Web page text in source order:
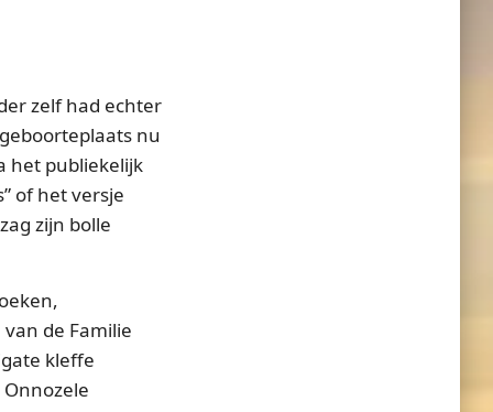
zelf had echter
nu
het publiekelijk
of het versje
zijn bolle
de Familie
kleffe